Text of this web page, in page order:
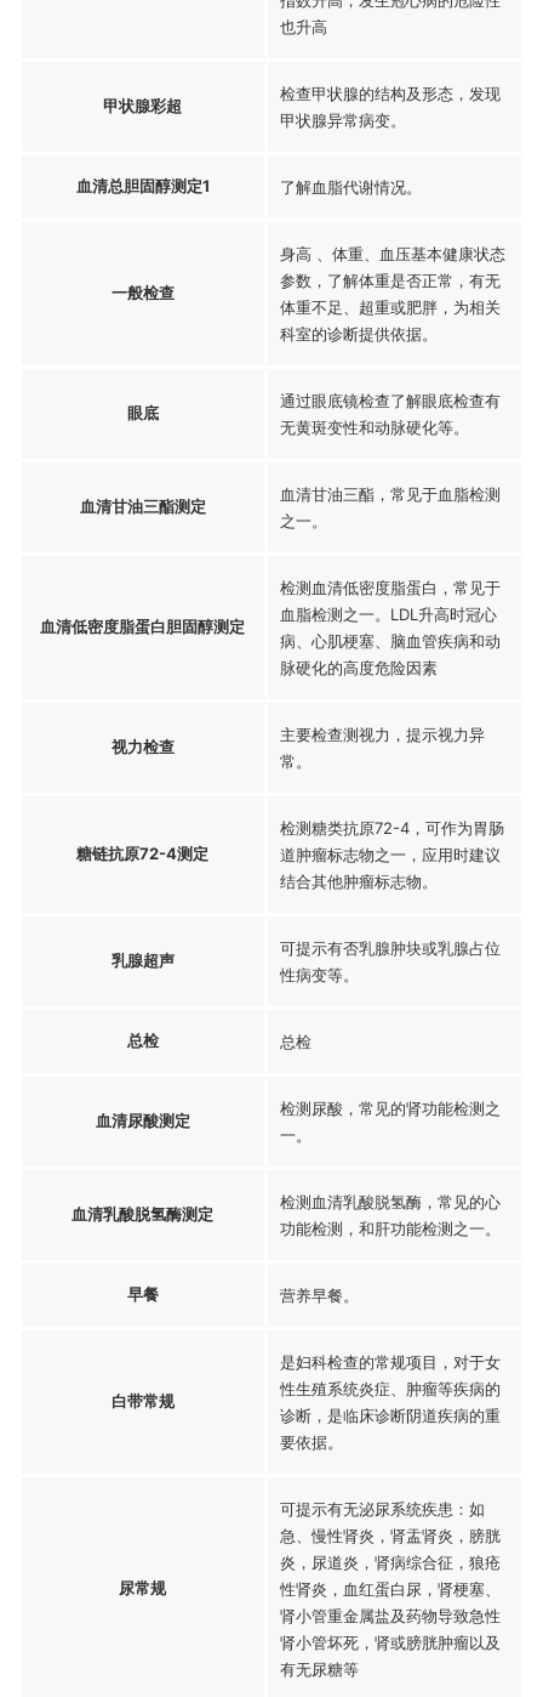
也升高
甲状腺彩超
检查甲状腺的结构及形态，发现
甲状腺异常病变。
血清总胆固醇测定1 了解血脂代谢情况。
一般检查
身高 、体重、血压基本健康状态
参数，了解体重是否正常，有无
体重不足、超重或肥胖，为相关
科室的诊断提供依据。
眼底
通过眼底镜检查了解眼底检查有
无黄斑变性和动脉硬化等。
血清甘油三酯测定
血清甘油三酯，常见于血脂检测
之一。
血清低密度脂蛋白胆固醇测定
检测血清低密度脂蛋白，常见于
血脂检测之一。LDL升高时冠心
病、心肌梗塞、脑血管疾病和动
脉硬化的高度危险因素
视力检查
主要检查测视力，提示视力异
常。
糖链抗原72-4测定
检测糖类抗原72-4，可作为胃肠
道肿瘤标志物之一，应用时建议
结合其他肿瘤标志物。
乳腺超声
可提示有否乳腺肿块或乳腺占位
性病变等。
总检 总检
血清尿酸测定
检测尿酸，常见的肾功能检测之
一。
血清乳酸脱氢酶测定
检测血清乳酸脱氢酶，常见的心
功能检测，和肝功能检测之一。
早餐 营养早餐。
白带常规
是妇科检查的常规项目，对于女
性生殖系统炎症、肿瘤等疾病的
诊断，是临床诊断阴道疾病的重
要依据。
尿常规
可提示有无泌尿系统疾患：如
急、慢性肾炎，肾盂肾炎，膀胱
炎，尿道炎，肾病综合征，狼疮
性肾炎，血红蛋白尿，肾梗塞、
肾小管重金属盐及药物导致急性
肾小管坏死，肾或膀胱肿瘤以及
有无尿糖等